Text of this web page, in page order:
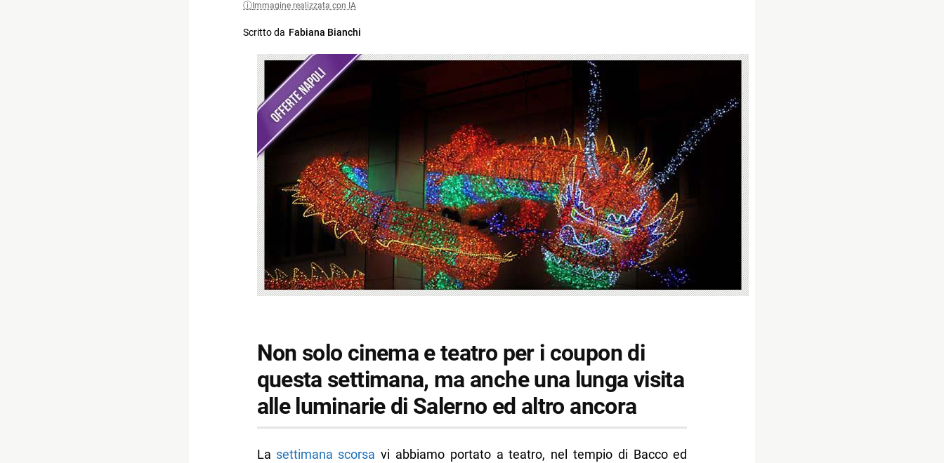
Immagine realizzata con IA
Scritto da Fabiana Bianchi
Non solo cinema e teatro per i coupon di
questa settimana, ma anche una lunga visita
alle luminarie di Salerno ed altro ancora
La settimana scorsa vi abbiamo portato a teatro, nel tempio di Bacco ed